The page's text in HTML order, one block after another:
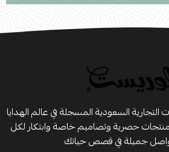
السعودية المسجلة في عالم الهدايا
حصرية وتصاميم خاصة وابتكار لكل
جميلة في قصص حياتك